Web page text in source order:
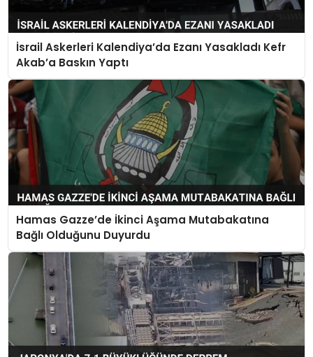
İsrail Askerleri Kalendiya’da Ezanı Yasakladı Kefr
Akab’a Baskın Yaptı
Hamas Gazze’de İkinci Aşama Mutabakatına
Bağlı Olduğunu Duyurdu